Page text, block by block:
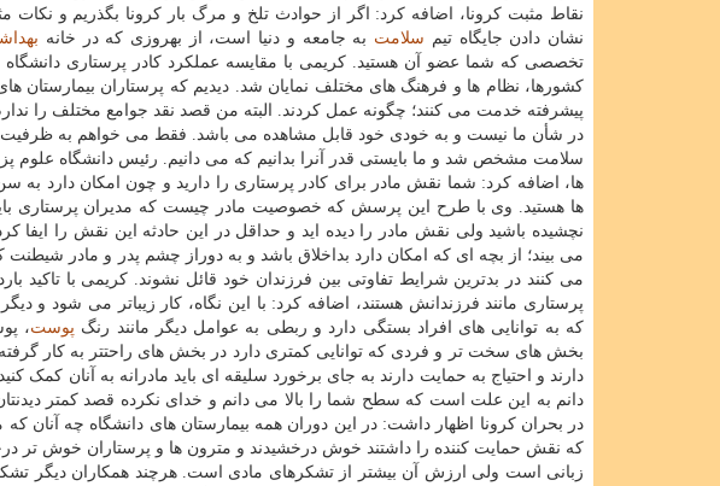
نقاط مثبت کرونا، اضافه کرد: اگر از حوادث تلخ و مرگ بار کرونا بگذریم و نکات
نشان دادن جایگاه تیم سلامت به جامعه و دنیا است، از بهروزی که در خانه
تخصصی که شما عضو آن هستید. کریمی با مقایسه عملکرد کادر پرستاری
کشورها، نظام ها و فرهنگ های مختلف نمایان شد. دیدیم که پرستاران بیمارستان
پیشرفته خدمت می کنند؛ چگونه عمل کردند. البته من قصد نقد جوامع مختلف را
در شأن ما نیست و به خودی خود قابل مشاهده می باشد. فقط می خواهم به ظرفیت ها
سلامت مشخص شد و ما بایستی قدر آنرا بدانیم که می دانیم. رئیس دانشگاه علوم
ها، اضافه کرد: شما نقش مادر برای کادر پرستاری را دارید و چون امکان دارد
ها هستید. وی با طرح این پرسش که خصوصیت مادر چیست که مدیران پرستاری باید
نچشیده باشید ولی نقش مادر را دیده اید و حداقل در این حادثه این نقش را ایفا
می بیند؛ از بچه ای که امکان دارد بداخلاق باشد و به دوراز چشم پدر و مادر
می کنند در بدترین شرایط تفاوتی بین فرزندان خود قائل نشوند. کریمی با تاکید
پرستاری مانند فرزندانش هستند، اضافه کرد: با این نگاه، کار زیباتر می شود و
که به توانایی های افراد بستگی دارد و ربطی به عوامل دیگر مانند رنگ پوست،
بخش های سخت تر و فردی که توانایی کمتری دارد در بخش های راحتتر به کار
دارند و احتیاج به حمایت دارند به جای برخورد سلیقه ای باید مادرانه به آنان کمک
دانم به این علت است که سطح شما را بالا می دانم و خدای نکرده قصد کمتر
در بحران کرونا اظهار داشت: در این دوران همه بیمارستان های دانشگاه چه آنان که
که نقش حمایت کننده را داشتند خوش درخشیدند و مترون ها و پرستاران خوش تر
زبانی است ولی ارزش آن بیشتر از تشکرهای مادی است. هرچند همکاران دیگر